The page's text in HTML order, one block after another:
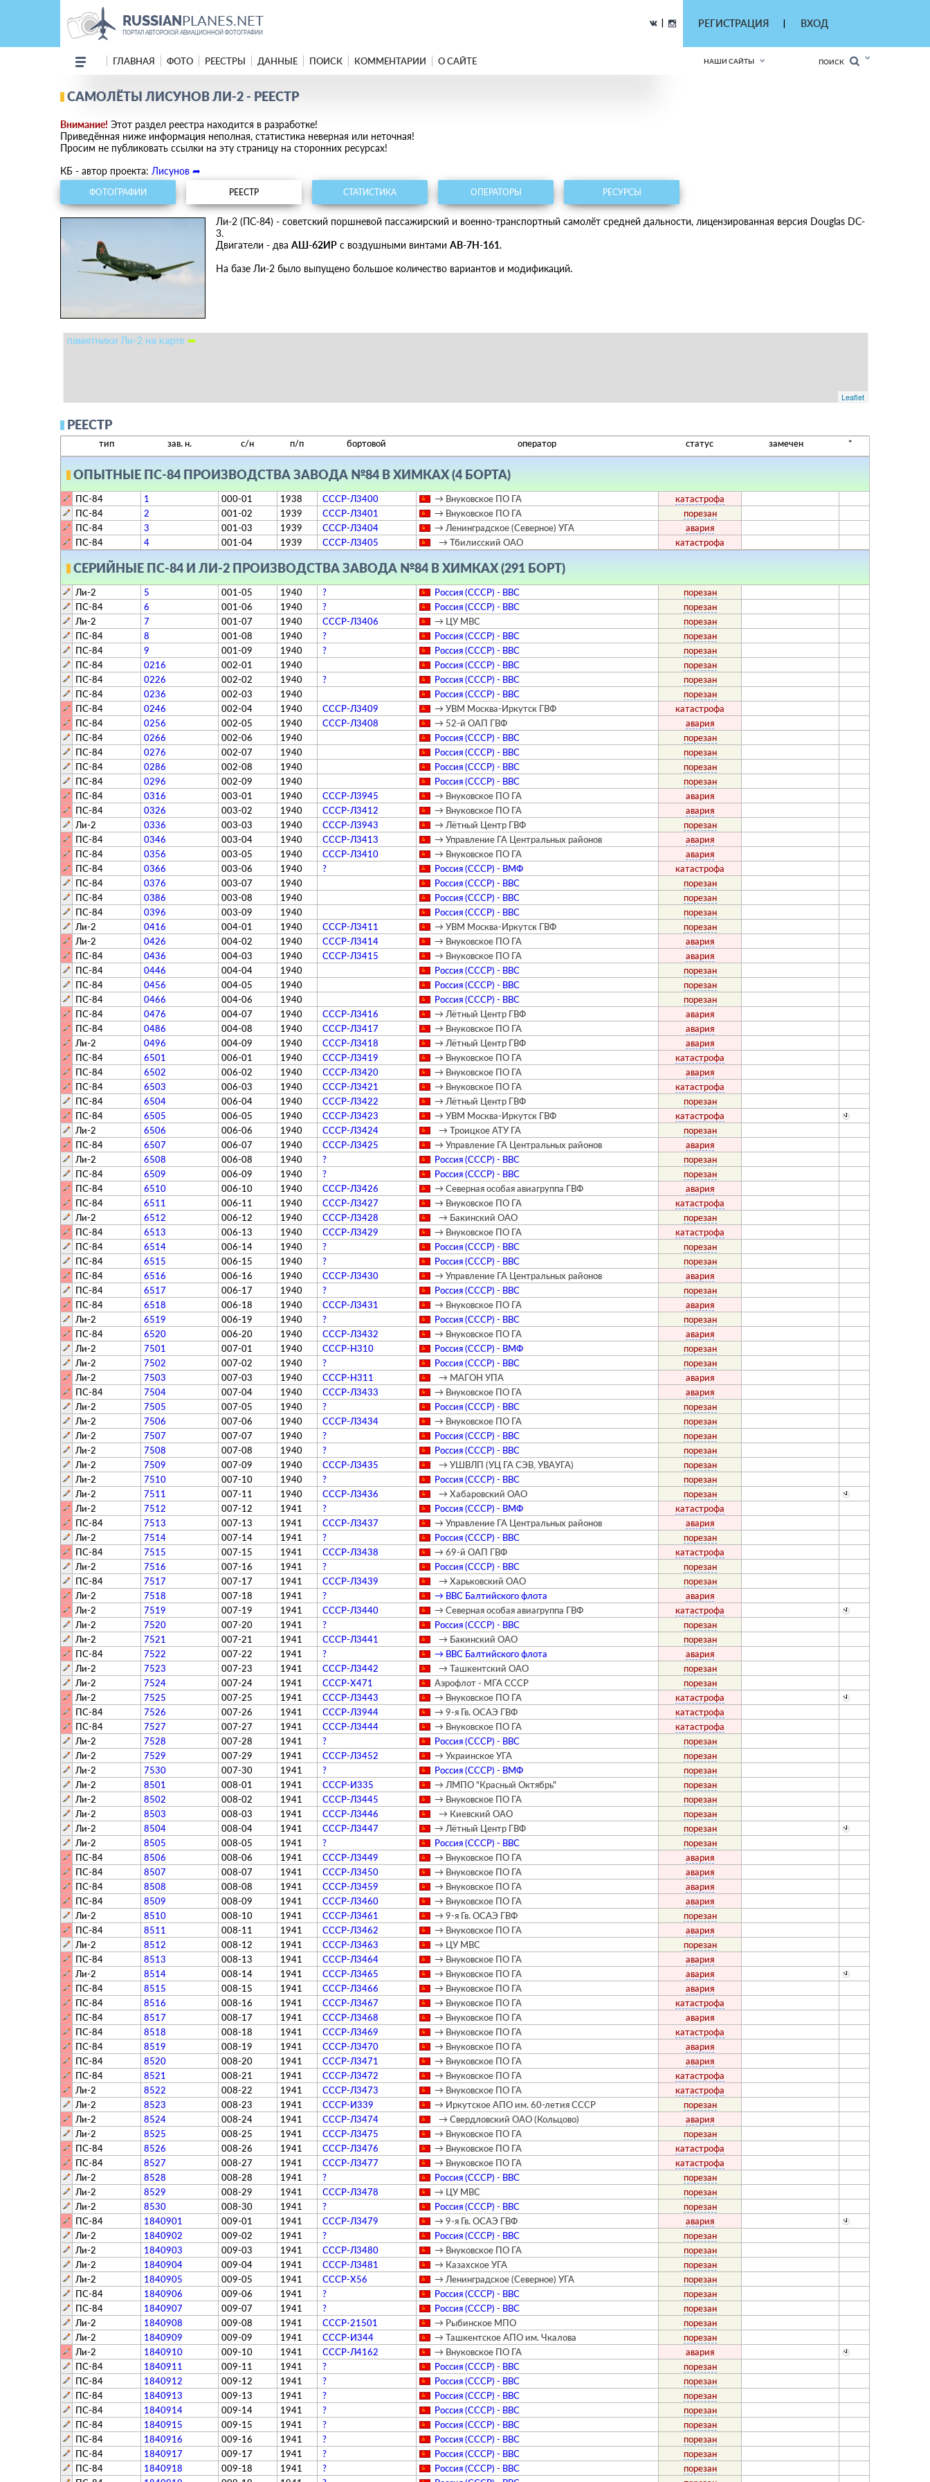
RUSSIANPLANES.NET
ПОРТАЛ АВТОРСКОЙ АВИАЦИОННОЙ ФОТОГРАФИИ
РЕГИСТРАЦИЯ ВХОД
ГЛАВНАЯ ФОТО РЕЕСТРЫ ДАННЫЕ ПОИСК КОММЕНТАРИИ О САЙТЕ НАШИ САЙТЫ ПОИСК
САМОЛЁТЫ ЛИСУНОВ ЛИ-2 - РЕЕСТР
Внимание! Этот раздел реестра находится в разработке!
Приведённая ниже информация неполная, статистика неверная или неточная!
Просим не публиковать ссылки на эту страницу на сторонних ресурсах!
КБ - автор проекта: Лисунов ➦
ФОТОГРАФИИ РЕЕСТР СТАТИСТИКА ОПЕРАТОРЫ РЕСУРСЫ
Ли-2 (ПС-84) - советский поршневой пассажирский и военно-транспортный самолёт средней дальности, лицензированная версия Douglas DC-
3.
Двигатели - два АШ-62ИР с воздушными винтами АВ-7Н-161.
На базе Ли-2 было выпущено большое количество вариантов и модификаций.
памятники Ли-2 на карте ➦
РЕЕСТР
тип зав. н. с/н п/п бортовой оператор статус замечен *
ОПЫТНЫЕ ПС-84 ПРОИЗВОДСТВА ЗАВОДА №84 В ХИМКАХ (4 БОРТА)
ПС-84 1 000-01 1938 СССР-Л3400 → Внуковское ПО ГА
катастрофа
ПС-84
2 001-02 1939 СССР-Л3401 → Внуковское ПО ГА
порезан
ПС-84
3 001-03 1939 СССР-Л3404 → Ленинградское (Северное) УГА
авария
ПС-84
4 001-04 1939 СССР-Л3405 → Тбилисский ОАО катастрофа
СЕРИЙНЫЕ ПС-84 И ЛИ-2 ПРОИЗВОДСТВА ЗАВОДА №84 В ХИМКАХ (291 БОРТ)
Ли-2 5 001-05 1940 ? Россия (СССР) - ВВС
порезан
ПС-84
6 001-06 1940 ? Россия (СССР) - ВВС
порезан
Ли-2
7 001-07 1940 СССР-Л3406 → ЦУ МВС
порезан
ПС-84
8 001-08 1940 ? Россия (СССР) - ВВС
порезан
ПС-84
9 001-09 1940 ? Россия (СССР) - ВВС
порезан
ПС-84
0216 002-01 1940 Россия (СССР) - ВВС
порезан
ПС-84
0226 002-02 1940 ? Россия (СССР) - ВВС
порезан
ПС-84
0236 002-03 1940 Россия (СССР) - ВВС
порезан
ПС-84
0246 002-04 1940 СССР-Л3409 → УВМ Москва-Иркутск ГВФ
катастрофа
ПС-84
0256 002-05 1940 СССР-Л3408 → 52-й ОАП ГВФ
авария
ПС-84
0266 002-06 1940 Россия (СССР) - ВВС
порезан
ПС-84
0276 002-07 1940 Россия (СССР) - ВВС
порезан
ПС-84
0286 002-08 1940 Россия (СССР) - ВВС
порезан
ПС-84
0296 002-09 1940 Россия (СССР) - ВВС
порезан
ПС-84
0316 003-01 1940 СССР-Л3945 → Внуковское ПО ГА
авария
ПС-84
0326 003-02 1940 СССР-Л3412 → Внуковское ПО ГА
авария
Ли-2
0336 003-03 1940 СССР-Л3943 → Лётный Центр ГВФ
порезан
ПС-84
0346 003-04 1940 СССР-Л3413 → Управление ГА Центральных районов
авария
ПС-84
0356 003-05 1940 СССР-Л3410 → Внуковское ПО ГА
авария
ПС-84
0366 003-06 1940 ? Россия (СССР) - ВМФ
катастрофа
ПС-84
0376 003-07 1940 Россия (СССР) - ВВС
порезан
ПС-84
0386 003-08 1940 Россия (СССР) - ВВС
порезан
ПС-84
0396 003-09 1940 Россия (СССР) - ВВС
порезан
Ли-2
0416 004-01 1940 СССР-Л3411 → УВМ Москва-Иркутск ГВФ
порезан
Ли-2
0426 004-02 1940 СССР-Л3414 → Внуковское ПО ГА
авария
ПС-84
0436 004-03 1940 СССР-Л3415 → Внуковское ПО ГА
авария
ПС-84
0446 004-04 1940 Россия (СССР) - ВВС
порезан
ПС-84
0456 004-05 1940 Россия (СССР) - ВВС
порезан
ПС-84
0466 004-06 1940 Россия (СССР) - ВВС
порезан
ПС-84
0476 004-07 1940 СССР-Л3416 → Лётный Центр ГВФ
авария
ПС-84
0486 004-08 1940 СССР-Л3417 → Внуковское ПО ГА
авария
Ли-2
0496 004-09 1940 СССР-Л3418 → Лётный Центр ГВФ
авария
ПС-84
6501 006-01 1940 СССР-Л3419 → Внуковское ПО ГА
катастрофа
ПС-84
6502 006-02 1940 СССР-Л3420 → Внуковское ПО ГА
авария
ПС-84
6503 006-03 1940 СССР-Л3421 → Внуковское ПО ГА
катастрофа
ПС-84
6504 006-04 1940 СССР-Л3422 → Лётный Центр ГВФ
порезан
ПС-84
6505 006-05 1940 СССР-Л3423 → УВМ Москва-Иркутск ГВФ
катастрофа
Ли-2
6506 006-06 1940 СССР-Л3424 → Троицкое АТУ ГА
порезан
ПС-84
6507 006-07 1940 СССР-Л3425 → Управление ГА Центральных районов
авария
Ли-2
6508 006-08 1940 ? Россия (СССР) - ВВС
порезан
ПС-84
6509 006-09 1940 ? Россия (СССР) - ВВС
порезан
ПС-84
6510 006-10 1940 СССР-Л3426 → Северная особая авиагруппа ГВФ
авария
ПС-84
6511 006-11 1940 СССР-Л3427 → Внуковское ПО ГА
катастрофа
Ли-2
6512 006-12 1940 СССР-Л3428 → Бакинский ОАО
порезан
ПС-84
6513 006-13 1940 СССР-Л3429 → Внуковское ПО ГА
катастрофа
ПС-84
6514 006-14 1940 ? Россия (СССР) - ВВС
порезан
ПС-84
6515 006-15 1940 ? Россия (СССР) - ВВС
порезан
ПС-84
6516 006-16 1940 СССР-Л3430 → Управление ГА Центральных районов
авария
ПС-84
6517 006-17 1940 ? Россия (СССР) - ВВС
порезан
ПС-84
6518 006-18 1940 СССР-Л3431 → Внуковское ПО ГА
авария
Ли-2
6519 006-19 1940 ? Россия (СССР) - ВВС
порезан
ПС-84
6520 006-20 1940 СССР-Л3432 → Внуковское ПО ГА
авария
Ли-2
7501 007-01 1940 СССР-Н310 Россия (СССР) - ВМФ
порезан
Ли-2
7502 007-02 1940 ? Россия (СССР) - ВВС
порезан
Ли-2
7503 007-03 1940 СССР-Н311 → МАГОН УПА
авария
ПС-84
7504 007-04 1940 СССР-Л3433 → Внуковское ПО ГА
авария
Ли-2
7505 007-05 1940 ? Россия (СССР) - ВВС
порезан
Ли-2
7506 007-06 1940 СССР-Л3434 → Внуковское ПО ГА
порезан
Ли-2
7507 007-07 1940 ? Россия (СССР) - ВВС
порезан
Ли-2
7508 007-08 1940 ? Россия (СССР) - ВВС
порезан
Ли-2
7509 007-09 1940 СССР-Л3435 → УШВЛП (УЦ ГА СЭВ, УВАУГА)
порезан
Ли-2
7510 007-10 1940 ? Россия (СССР) - ВВС
порезан
Ли-2
7511 007-11 1940 СССР-Л3436 → Хабаровский ОАО
порезан
Ли-2
7512 007-12 1941 ? Россия (СССР) - ВМФ
катастрофа
ПС-84
7513 007-13 1941 СССР-Л3437 → Управление ГА Центральных районов
авария
Ли-2
7514 007-14 1941 ? Россия (СССР) - ВВС
порезан
ПС-84
7515 007-15 1941 СССР-Л3438 → 69-й ОАП ГВФ
катастрофа
Ли-2
7516 007-16 1941 ? Россия (СССР) - ВВС
порезан
ПС-84
7517 007-17 1941 СССР-Л3439 → Харьковский ОАО
порезан
Ли-2
7518 007-18 1941 ? → ВВС Балтийского флота
авария
Ли-2
7519 007-19 1941 СССР-Л3440 → Северная особая авиагруппа ГВФ
катастрофа
Ли-2
7520 007-20 1941 ? Россия (СССР) - ВВС
порезан
Ли-2
7521 007-21 1941 СССР-Л3441 → Бакинский ОАО
порезан
ПС-84
7522 007-22 1941 ? → ВВС Балтийского флота
авария
Ли-2
7523 007-23 1941 СССР-Л3442 → Ташкентский ОАО
порезан
Ли-2
7524 007-24 1941 СССР-Х471 Аэрофлот - МГА СССР
порезан
Ли-2
7525 007-25 1941 СССР-Л3443 → Внуковское ПО ГА
катастрофа
ПС-84
7526 007-26 1941 СССР-Л3944 → 9-я Гв. ОСАЭ ГВФ
катастрофа
ПС-84
7527 007-27 1941 СССР-Л3444 → Внуковское ПО ГА
катастрофа
Ли-2
7528 007-28 1941 ? Россия (СССР) - ВВС
порезан
Ли-2
7529 007-29 1941 СССР-Л3452 → Украинское УГА
порезан
Ли-2
7530 007-30 1941 ? Россия (СССР) - ВМФ
порезан
Ли-2
8501 008-01 1941 СССР-И335 → ЛМПО "Красный Октябрь"
порезан
Ли-2
8502 008-02 1941 СССР-Л3445 → Внуковское ПО ГА
порезан
Ли-2
8503 008-03 1941 СССР-Л3446 → Киевский ОАО
порезан
Ли-2
8504 008-04 1941 СССР-Л3447 → Лётный Центр ГВФ
порезан
Ли-2
8505 008-05 1941 ? Россия (СССР) - ВВС
порезан
ПС-84
8506 008-06 1941 СССР-Л3449 → Внуковское ПО ГА
авария
ПС-84
8507 008-07 1941 СССР-Л3450 → Внуковское ПО ГА
авария
ПС-84
8508 008-08 1941 СССР-Л3459 → Внуковское ПО ГА
авария
ПС-84
8509 008-09 1941 СССР-Л3460 → Внуковское ПО ГА
авария
Ли-2
8510 008-10 1941 СССР-Л3461 → 9-я Гв. ОСАЭ ГВФ
порезан
ПС-84
8511 008-11 1941 СССР-Л3462 → Внуковское ПО ГА
авария
Ли-2
8512 008-12 1941 СССР-Л3463 → ЦУ МВС
порезан
ПС-84
8513 008-13 1941 СССР-Л3464 → Внуковское ПО ГА
авария
Ли-2
8514 008-14 1941 СССР-Л3465 → Внуковское ПО ГА
авария
ПС-84
8515 008-15 1941 СССР-Л3466 → Внуковское ПО ГА
авария
ПС-84
8516 008-16 1941 СССР-Л3467 → Внуковское ПО ГА
катастрофа
ПС-84
8517 008-17 1941 СССР-Л3468 → Внуковское ПО ГА
авария
ПС-84
8518 008-18 1941 СССР-Л3469 → Внуковское ПО ГА
катастрофа
ПС-84
8519 008-19 1941 СССР-Л3470 → Внуковское ПО ГА
авария
ПС-84
8520 008-20 1941 СССР-Л3471 → Внуковское ПО ГА
авария
ПС-84
8521 008-21 1941 СССР-Л3472 → Внуковское ПО ГА
катастрофа
Ли-2
8522 008-22 1941 СССР-Л3473 → Внуковское ПО ГА
катастрофа
Ли-2
8523 008-23 1941 СССР-И339 → Иркутское АПО им. 60-летия СССР
порезан
Ли-2
8524 008-24 1941 СССР-Л3474 → Свердловский ОАО (Кольцово)
авария
Ли-2
8525 008-25 1941 СССР-Л3475 → Внуковское ПО ГА
порезан
ПС-84
8526 008-26 1941 СССР-Л3476 → Внуковское ПО ГА
катастрофа
ПС-84
8527 008-27 1941 СССР-Л3477 → Внуковское ПО ГА
катастрофа
Ли-2
8528 008-28 1941 ? Россия (СССР) - ВВС
порезан
Ли-2
8529 008-29 1941 СССР-Л3478 → ЦУ МВС
порезан
Ли-2
8530 008-30 1941 ? Россия (СССР) - ВВС
порезан
ПС-84
1840901 009-01 1941 СССР-Л3479 → 9-я Гв. ОСАЭ ГВФ
авария
Ли-2
1840902 009-02 1941 ? Россия (СССР) - ВВС
порезан
Ли-2
1840903 009-03 1941 СССР-Л3480 → Внуковское ПО ГА
порезан
Ли-2
1840904 009-04 1941 СССР-Л3481 → Казахское УГА
порезан
Ли-2
1840905 009-05 1941 СССР-Х56 → Ленинградское (Северное) УГА
порезан
ПС-84
1840906 009-06 1941 ? Россия (СССР) - ВВС
порезан
ПС-84
1840907 009-07 1941 ? Россия (СССР) - ВВС
порезан
Ли-2
1840908 009-08 1941 СССР-21501 → Рыбинское МПО
порезан
Ли-2
1840909 009-09 1941 СССР-И344 → Ташкентское АПО им. Чкалова
порезан
Ли-2
1840910 009-10 1941 СССР-Л4162 → Внуковское ПО ГА
авария
ПС-84
1840911 009-11 1941 ? Россия (СССР) - ВВС
порезан
ПС-84
1840912 009-12 1941 ? Россия (СССР) - ВВС
порезан
ПС-84
1840913 009-13 1941 ? Россия (СССР) - ВВС
порезан
ПС-84
1840914 009-14 1941 ? Россия (СССР) - ВВС
порезан
ПС-84
1840915 009-15 1941 ? Россия (СССР) - ВВС
порезан
ПС-84
1840916 009-16 1941 ? Россия (СССР) - ВВС
порезан
ПС-84
1840917 009-17 1941 ? Россия (СССР) - ВВС
порезан
ПС-84
1840918 009-18 1941 ? Россия (СССР) - ВВС
порезан